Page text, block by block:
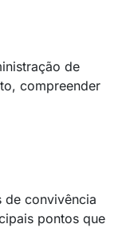
de
compreender
de convivência
pontos que